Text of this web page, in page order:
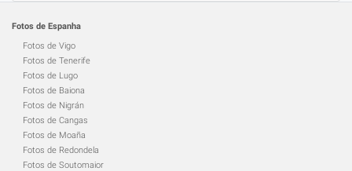
Fotos de Espanha
Fotos de Vigo
Fotos de Tenerife
Fotos de Lugo
Fotos de Baiona
Fotos de Nigrán
Fotos de Cangas
Fotos de Moaña
Fotos de Redondela
Fotos de Soutomaior